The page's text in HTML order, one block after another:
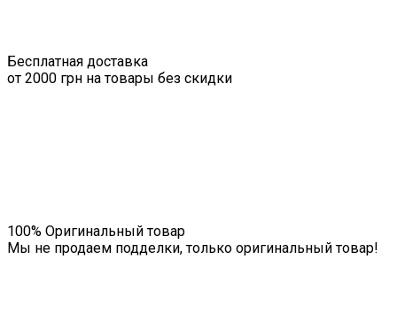
Бесплатная доставка
от 2000 грн на товары без скидки
100% Оригинальный товар
Мы не продаем подделки, только оригинальный товар!